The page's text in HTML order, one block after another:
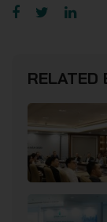
RELATED